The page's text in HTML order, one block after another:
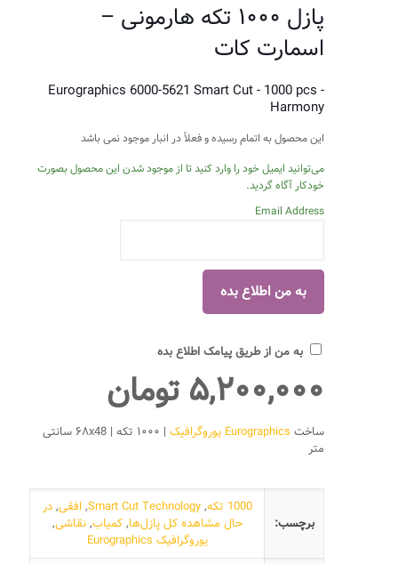
پازل ۱۰۰۰ تکه هارمونی –
اسمارت کات
Eurographics 6000-5621 Smart Cut - 1000 pcs -
Harmony
این محصول به اتمام رسیده و فعلاً در انبار موجود نمی باشد
می‌توانید ایمیل خود را وارد کنید تا از موجود شدن این محصول بصورت
خودکار آگاه گردید.
Email Address
به من از طریق پیامک اطلاع بده
۵,۲۰۰,۰۰۰ تومان
ساخت Eurographics یوروگرافیک
| ۱۰۰۰ تکه | ۶۸x48 سانتی
متر
برچسب:
1000 تکه ,
Smart Cut Technology
,افقی,در
حال مشاهده کل پازل‌ها,کمیاب,نقاشی,
یوروگرافیک Eurographics